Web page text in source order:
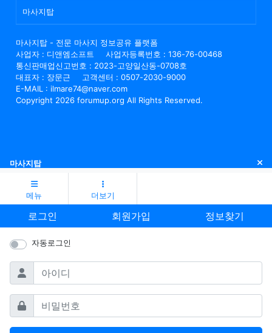
마사지탑
마사지탑 - 전문 마사지 정보공유 플랫폼
사업자 : 디앤엠소프트
사업자등록번호 : 136-76-00468
통신판매업신고번호 : 2023-고양일산동-0708호
대표자 : 장문근
고객센터 : 0507-2030-9000
E-MAIL : ilmare74@naver.com
Copyright 2026 forumup.org All Rights Reserved.
마사지탑 닫
메뉴 더보기
로그인 회원가입 정보찾기
자동로그인
아이디
비밀번호